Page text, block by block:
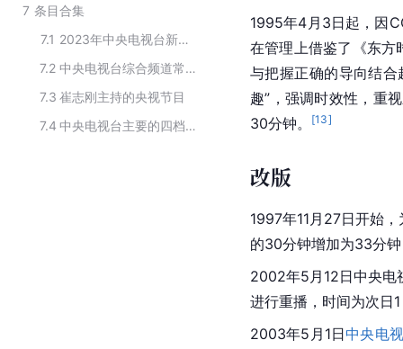
7 条目合集
7.1
2023年中央电视台新闻频道CCTV-13在播新闻节目
7.2
中央电视台综合频道常播节目
7.3 崔志刚主持的央视节目
7.4
中央电视台主要的四档新闻节目
1995年4月3日起，因
在管理上借鉴了《东方
与把握正确的导向结合
趣”，强调时效性，重
30分钟。
[13]
改版
1997年11月27日开始
的30分钟增加为33分
2002年5月12日中央电
进行重播，时间为次日
2003年5月1日中央电